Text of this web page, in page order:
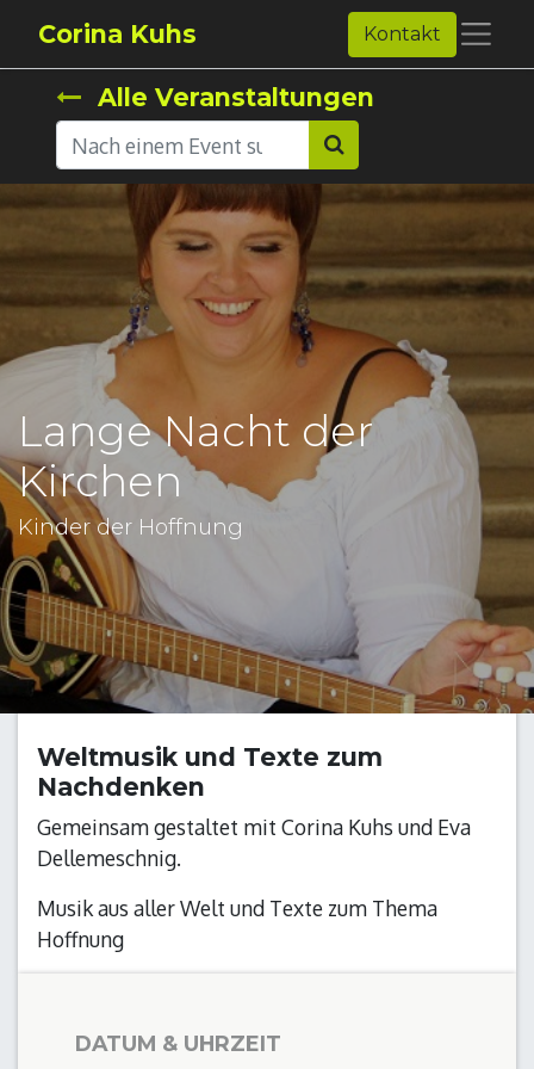
Corina Kuhs Kontakt
Alle Veranstaltungen
Lange Nacht der
Kirchen
Kinder der Hoffnung
Weltmusik und Texte zum
Nachdenken
Gemeinsam gestaltet mit Corina Kuhs und Eva
Dellemeschnig.
Musik aus aller Welt und Texte zum Thema
Hoffnung
DATUM & UHRZEIT